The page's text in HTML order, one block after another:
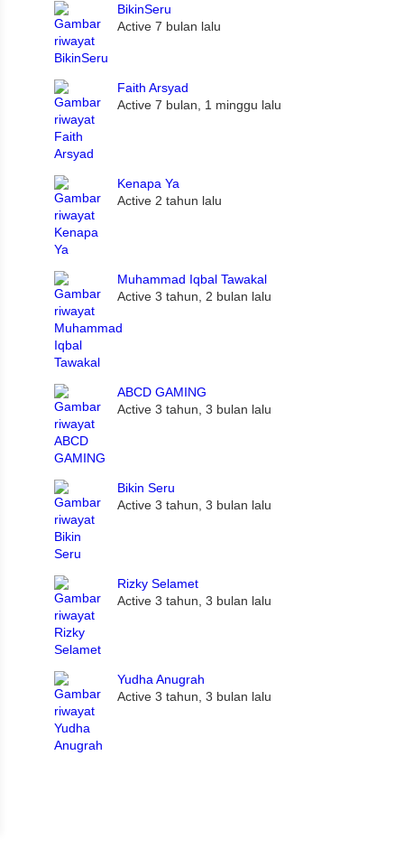
BikinSeru
Active 7 bulan lalu
Faith Arsyad
Active 7 bulan, 1 minggu lalu
Kenapa Ya
Active 2 tahun lalu
Muhammad Iqbal Tawakal
Active 3 tahun, 2 bulan lalu
ABCD GAMING
Active 3 tahun, 3 bulan lalu
Bikin Seru
Active 3 tahun, 3 bulan lalu
Rizky Selamet
Active 3 tahun, 3 bulan lalu
Yudha Anugrah
Active 3 tahun, 3 bulan lalu